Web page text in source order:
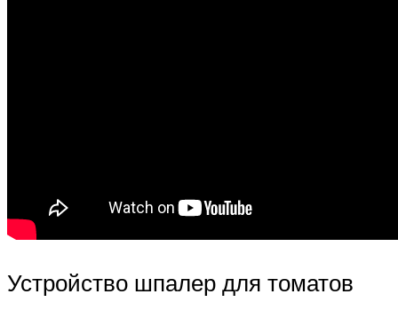
Устройство шпалер для томатов